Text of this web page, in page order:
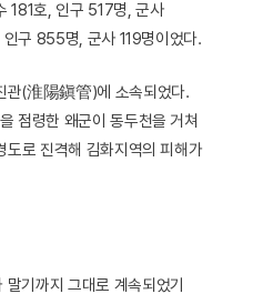
181호, 인구 517명, 군사
구 855명, 군사 119명이었다.
관(淮陽鎭管)에 소속되었다.
점령한 왜군이 동두천을 거쳐
도로 진격해 김화지역의 피해가
기까지 그대로 계속되었기